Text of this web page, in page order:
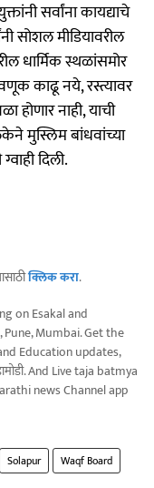
सर्वांना कायद्याचे
सोशल मीडियावरील
धार्मिक स्थळांसमोर
काढू नये, रस्त्यावर
होणार नाही, याची
मुस्लिम बांधवांच्या
दिली.
क्लिक करा.
on Esakal and
Mumbai. Get the
Education updates,
And Live taja batmya
news Channel app
Solapur Waqf Board